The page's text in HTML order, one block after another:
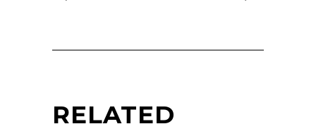
RELATED